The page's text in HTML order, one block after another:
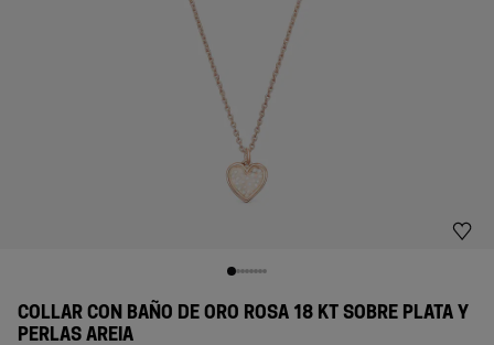
COLLAR CON BAÑO DE ORO ROSA 18 KT SOBRE PLATA Y
PERLAS AREIA